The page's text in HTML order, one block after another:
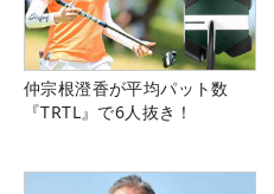
仲宗根澄香が平均パット数
『TRTL』で6人抜き！